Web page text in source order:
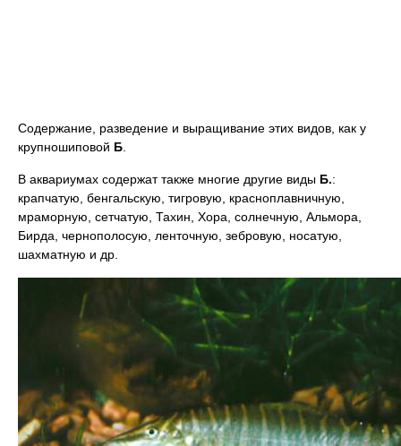
Содержание, разведение и выращивание этих видов, как у
крупношиповой Б
В аквариумах содержат также многие другие виды Б.:
крапчатую, бенгальскую, тигровую, красноплавничную,
мраморную, сетчатую, Тахин, Хора, солнечную, Альмора,
Бирда, чернополосую, ленточную, зебровую, носатую,
шахматную и др.